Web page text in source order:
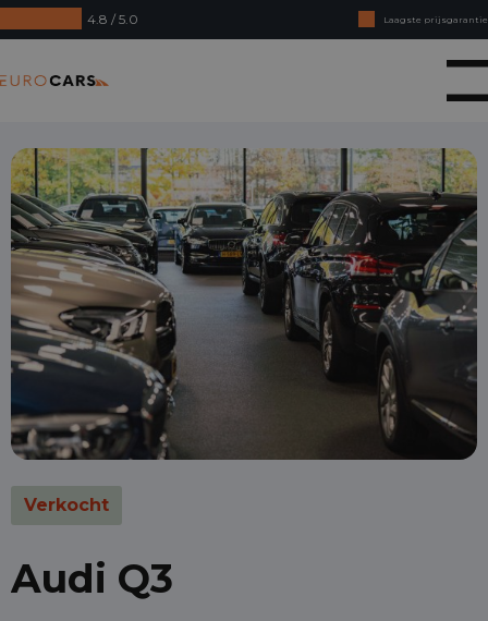
4.8 / 5.0
Laagste prijsgarantie
Online kopen, niet goed geld terug
Financial lease - Soepele acceptatie
Verkocht
Audi Q3